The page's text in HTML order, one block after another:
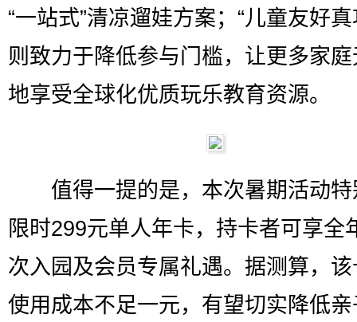
“一站式”清凉遛娃方案；“儿童友好真
则致力于降低参与门槛，让更多家
地享受全球化优质玩乐教育资源。
值得一提的是，本次暑期活动特
限时299元单人年卡，持卡者可享全
次入园及会员专属礼遇。据测算，
使用成本不足一元，有望切实降低